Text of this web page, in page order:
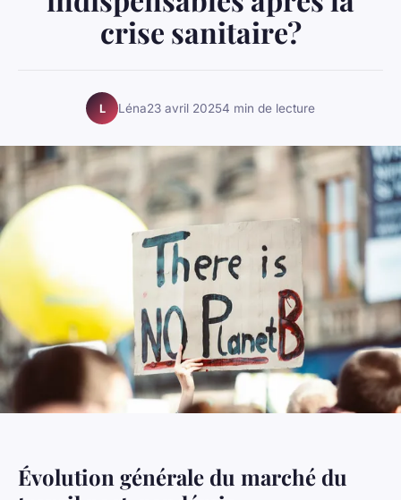
crise sanitaire?
L Léna23 avril 20254 min de lecture
Évolution générale du marché du